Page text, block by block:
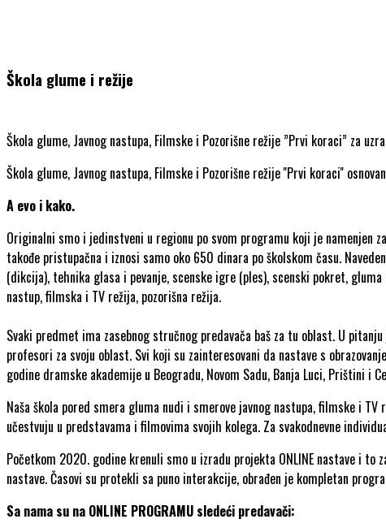
Škola glume i režije
Škola glume, Javnog nastupa, Filmske i Pozorišne režije ”Prvi koraci” za
Škola glume, Javnog nastupa, Filmske i Pozorišne režije ''Prvi koraci''
A evo i kako.
Originalni smo i jedinstveni u regionu po svom programu koji je namenjen
takođe pristupačna i iznosi samo oko 650 dinara po školskom času.
(dikcija), tehnika glasa i pevanje, scenske igre (ples), scenski pokret,
nastup, filmska i TV režija, pozorišna režija.
Svaki predmet ima zasebnog stručnog predavača baš za tu oblast. U
profesori za svoju oblast. Svi koji su zainteresovani da nastave s
godine dramske akademije u Beogradu, Novom Sadu, Banja Luci, Prištini i
Naša škola pored smera gluma nudi i smerove javnog nastupa, filmske i
učestvuju u predstavama i filmovima svojih kolega. Za svakodnevne
Početkom 2020. godine krenuli smo u izradu projekta ONLINE nastave i
nastave. Časovi su protekli sa puno interakcije, obrađen je kompletan
Sa nama su na ONLINE PROGRAMU sledeći predavači: